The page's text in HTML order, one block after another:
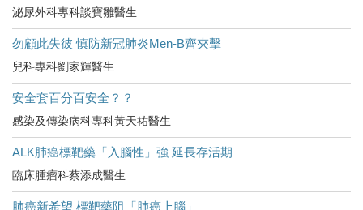
泌尿外科專科談寶雛醫生
勿顧此失彼 慎防新冠肺炎Men-B齊夾擊
兒科專科劉家輝醫生
安全套百分百安全？？
感染及傳染病科專科黃天祐醫生
ALK肺癌標靶藥「入腦性」強 延長存活期
臨床腫瘤科蔡添成醫生
肺癌新希望 標靶藥阻「肺癌上腦」